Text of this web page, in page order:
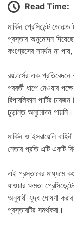
Read Time:
মার্কিন প্রেসিডেন্ট
প্রস্তাব অনুমোদন দিয়েছে
কংগ্রেসের সমর্থন না
রয়টার্সের এক
পরবর্তী ধাপে নেওয়ার
রিপাবলিকান পার্টির
চূড়ান্ত অনুমোদন পায়নি।
মার্কিন ও ইসরায়েলি
নেতার প্রতি এটি একটি
এই প্রস্তাবের মাধ্যমে
যাওয়ার ক্ষমতা
অনুযায়ী যুদ্ধ ঘোষণা
প্রস্তাবটির সমর্থকরা।